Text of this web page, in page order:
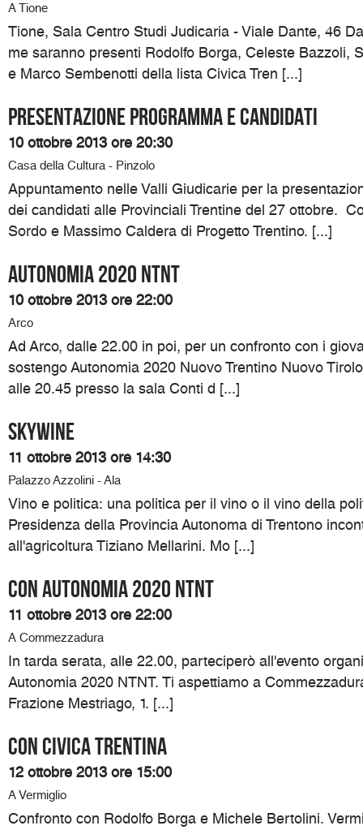
A Tione
Tione, Sala Centro Studi Judicaria - Viale Dante, 46
me saranno presenti Rodolfo Borga, Celeste Bazzoli,
e Marco Sembenotti della lista Civica Tren [...]
Presentazione programma e candidati
10 ottobre 2013 ore 20:30
Casa della Cultura - Pinzolo
Appuntamento nelle Valli Giudicarie per la
dei candidati alle Provinciali Trentine del 27 ottobre.
Sordo e Massimo Caldera di Progetto Trentino. [...]
Autonomia 2020 NTNT
10 ottobre 2013 ore 22:00
Arco
Ad Arco, dalle 22.00 in poi, per un confronto con i
sostengo Autonomia 2020 Nuovo Trentino Nuovo
alle 20.45 presso la sala Conti d [...]
SKYWINE
11 ottobre 2013 ore 14:30
Palazzo Azzolini - Ala
Vino e politica: una politica per il vino o il vino della
Presidenza della Provincia Autonoma di Trentono
all'agricoltura Tiziano Mellarini. Mo [...]
Con Autonomia 2020 NTNT
11 ottobre 2013 ore 22:00
A Commezzadura
In tarda serata, alle 22.00, parteciperò all'evento
Autonomia 2020 NTNT. Ti aspettiamo a
Frazione Mestriago, 1. [...]
Con Civica Trentina
12 ottobre 2013 ore 15:00
A Vermiglio
Confronto con Rodolfo Borga e Michele Bertolini.